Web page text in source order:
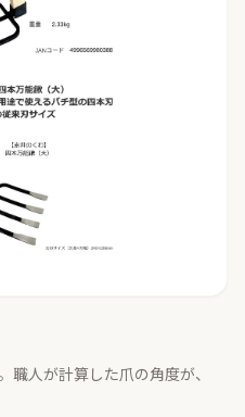
人が計算した爪の角度が、